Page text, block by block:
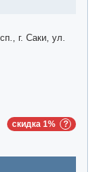
г. Саки, ул.
скидка 1%